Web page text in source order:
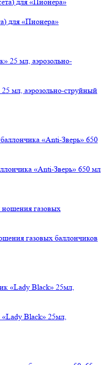
для «Пионера»
мл, аэрозольно-струйный
«Anti-Зверь» 650 мл
газовых баллончиков
Black» 25мл,